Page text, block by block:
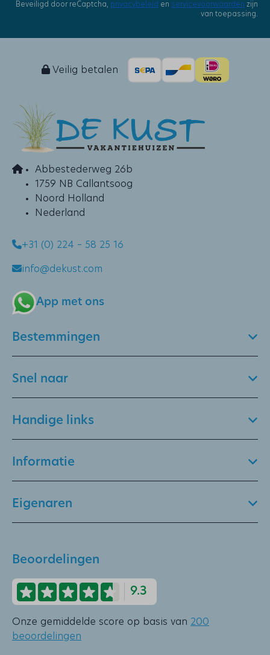
Avondzon
Plaatsen
Callantsoog
De Buitenplaats
Beveiligd door reCaptcha, privacybeleid en servicevoorwaarden zijn
van toepassing.
Veilig betalen
Abbestederweg 26b
1759 NB Callantsoog
Noord Holland
Nederland
+31 (0) 224 – 58 25 16
info@dekust.com
App met ons
Bestemmingen
Snel naar
Handige links
Informatie
Eigenaren
Beoordelingen
9.3
Onze gemiddelde score op basis van 200
beoordelingen